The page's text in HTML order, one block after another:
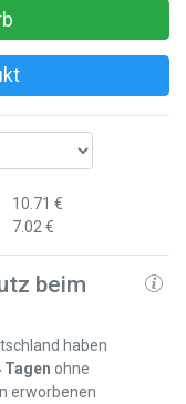
10.71 €
7.02 €
beim
haben
Tagen ohne
erworbenen